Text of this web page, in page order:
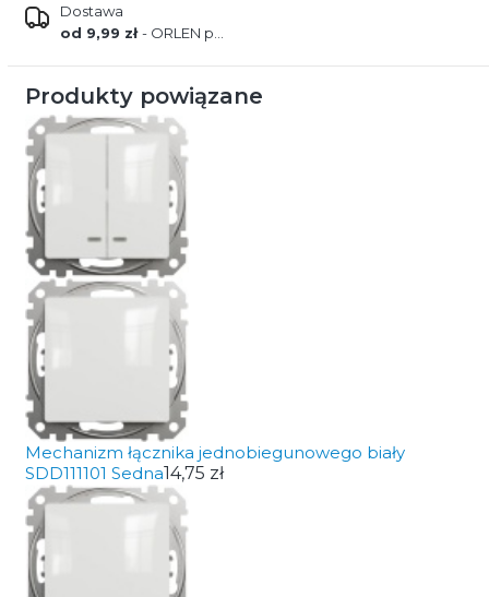
Dostawa
od 9,99 zł- ORLEN paczka
Produkty powiązane
Mechanizm łącznika jednobiegunowego biały
SDD111101 Sedna14,75 zł